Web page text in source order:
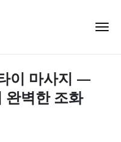
이 마사지 —
완벽한 조화